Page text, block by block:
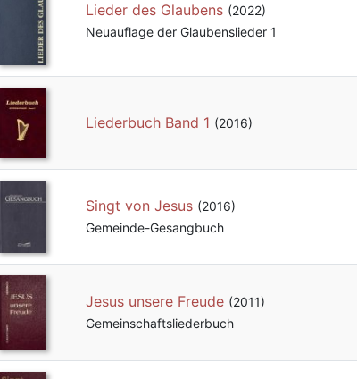
Lieder des Glaubens (2022)
Neuauflage der Glaubenslieder 1
Liederbuch Band 1 (2016)
Singt von Jesus (2016)
Gemeinde-Gesangbuch
Jesus unsere Freude (2011)
Gemeinschafts­liederbuch